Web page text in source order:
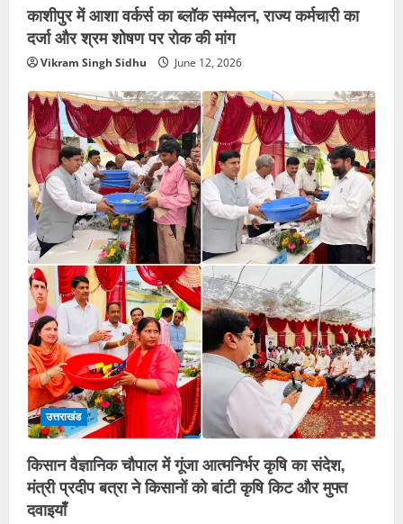
काशीपुर में आशा वर्कर्स का ब्लॉक सम्मेलन, राज्य कर्मचारी का
दर्जा और श्रम शोषण पर रोक की मांग
Vikram Singh Sidhu June 12, 2026
उत्तराखंड
किसान वैज्ञानिक चौपाल में गूंजा आत्मनिर्भर कृषि का संदेश,
मंत्री प्रदीप बत्रा ने किसानों को बांटी कृषि किट और मुफ्त
दवाइयाँ